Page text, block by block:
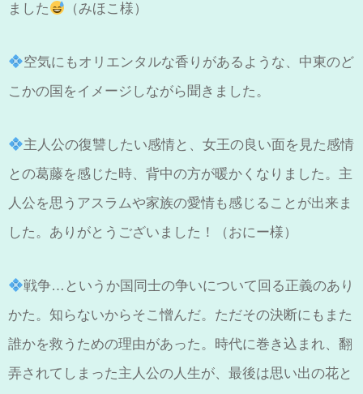
ました
（みほこ様）
空気にもオリエンタルな香りがあるような、中東のど
こかの国をイメージしながら聞きました。
主人公の復讐したい感情と、女王の良い面を見た感情
との葛藤を感じた時、背中の方が暖かくなりました。主
人公を思うアスラムや家族の愛情も感じることが出来ま
した。ありがとうございました！（おにー様）
戦争…というか国同士の争いについて回る正義のあり
かた。知らないからそこ憎んだ。ただその決断にもまた
誰かを救うための理由があった。時代に巻き込まれ、翻
弄されてしまった主人公の人生が、最後は思い出の花と